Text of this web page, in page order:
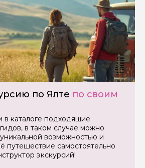
по Ялте по своим
в каталоге подходящие
в таком случае можно
уникальной возможностью и
путешествие самостоятельно
экскурсий!